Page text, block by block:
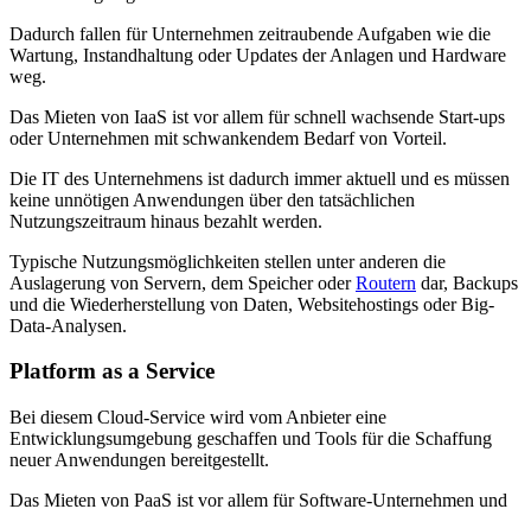
Dadurch fallen für Unternehmen zeitraubende Aufgaben wie die
Wartung, Instandhaltung oder Updates der Anlagen und Hardware
weg.
Das Mieten von IaaS ist vor allem für schnell wachsende Start-ups
oder Unternehmen mit schwankendem Bedarf von Vorteil.
Die IT des Unternehmens ist dadurch immer aktuell und es müssen
keine unnötigen Anwendungen über den tatsächlichen
Nutzungszeitraum hinaus bezahlt werden.
Typische Nutzungsmöglichkeiten stellen unter anderen die
Auslagerung von Servern, dem Speicher oderRoutern dar, Backups
und die Wiederherstellung von Daten, Websitehostings oder Big-
Data-Analysen.
Platform as a Service
Bei diesem Cloud-Service wird vom Anbieter eine
Entwicklungsumgebung geschaffen und Tools für die Schaffung
neuer Anwendungen bereitgestellt.
Das Mieten von PaaS ist vor allem für Software-Unternehmen und